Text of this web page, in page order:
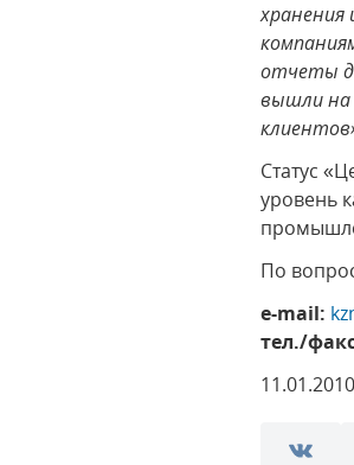
хранения
отчеты
вышли на
Статус
уровень
По
e-mail:
тел./
11.01.2010